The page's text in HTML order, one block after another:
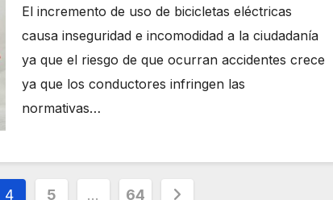
El incremento de uso de bicicletas eléctricas
causa inseguridad e incomodidad a la ciudadanía
ya que el riesgo de que ocurran accidentes crece
ya que los conductores infringen las
normativas…
4 5 … 64